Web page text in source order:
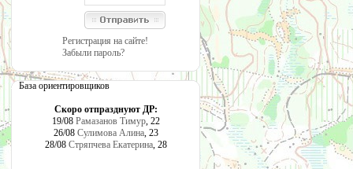
Регистрация на сайте!
Забыли пароль?
База ориентировщиков
Скоро отпразднуют ДР:
19/08 Рамазанов Тимур, 22
26/08 Сулимова Алина, 23
28/08 Стряпчева Екатерина, 28